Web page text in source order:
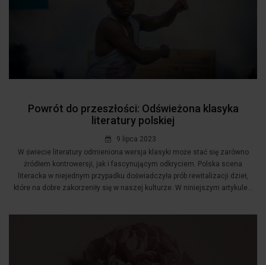
Powrót do przeszłości: Odświeżona klasyka
literatury polskiej
9 lipca 2023
W świecie literatury odmieniona wersja klasyki może stać się zarówno
źródłem kontrowersji, jak i fascynującym odkryciem. Polska scena
literacka w niejednym przypadku doświadczyła prób rewitalizacji dzieł,
które na dobre zakorzeniły się w naszej kulturze. W niniejszym artykule...